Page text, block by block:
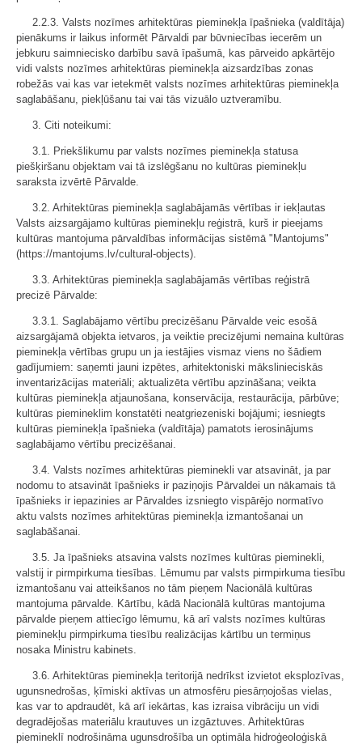
2.2.3. Valsts nozīmes arhitektūras pieminekļa īpašnieka (valdītāja)
pienākums ir laikus informēt Pārvaldi par būvniecības iecerēm un
jebkuru saimniecisko darbību savā īpašumā, kas pārveido apkārtējo
vidi valsts nozīmes arhitektūras pieminekļa aizsardzības zonas
robežās vai kas var ietekmēt valsts nozīmes arhitektūras pieminekļa
saglabāšanu, piekļūšanu tai vai tās vizuālo uztveramību.
3. Citi noteikumi:
3.1. Priekšlikumu par valsts nozīmes pieminekļa statusa
piešķiršanu objektam vai tā izslēgšanu no kultūras pieminekļu
saraksta izvērtē Pārvalde.
3.2. Arhitektūras pieminekļa saglabājamās vērtības ir iekļautas
Valsts aizsargājamo kultūras pieminekļu reģistrā, kurš ir pieejams
kultūras mantojuma pārvaldības informācijas sistēmā "Mantojums"
(https://mantojums.lv/cultural-objects).
3.3. Arhitektūras pieminekļa saglabājamās vērtības reģistrā
precizē Pārvalde:
3.3.1. Saglabājamo vērtību precizēšanu Pārvalde veic esošā
aizsargājamā objekta ietvaros, ja veiktie precizējumi nemaina kultūras
pieminekļa vērtības grupu un ja iestājies vismaz viens no šādiem
gadījumiem: saņemti jauni izpētes, arhitektoniski mākslinieciskās
inventarizācijas materiāli; aktualizēta vērtību apzināšana; veikta
kultūras pieminekļa atjaunošana, konservācija, restaurācija, pārbūve;
kultūras piemineklim konstatēti neatgriezeniski bojājumi; iesniegts
kultūras pieminekļa īpašnieka (valdītāja) pamatots ierosinājums
saglabājamo vērtību precizēšanai.
3.4. Valsts nozīmes arhitektūras pieminekli var atsavināt, ja par
nodomu to atsavināt īpašnieks ir paziņojis Pārvaldei un nākamais tā
īpašnieks ir iepazinies ar Pārvaldes izsniegto vispārējo normatīvo
aktu valsts nozīmes arhitektūras pieminekļa izmantošanai un
saglabāšanai.
3.5. Ja īpašnieks atsavina valsts nozīmes kultūras pieminekli,
valstij ir pirmpirkuma tiesības. Lēmumu par valsts pirmpirkuma tiesību
izmantošanu vai atteikšanos no tām pieņem Nacionālā kultūras
mantojuma pārvalde. Kārtību, kādā Nacionālā kultūras mantojuma
pārvalde pieņem attiecīgo lēmumu, kā arī valsts nozīmes kultūras
pieminekļu pirmpirkuma tiesību realizācijas kārtību un termiņus
nosaka Ministru kabinets.
3.6. Arhitektūras pieminekļa teritorijā nedrīkst izvietot eksplozīvas,
ugunsnedrošas, ķīmiski aktīvas un atmosfēru piesārņojošas vielas,
kas var to apdraudēt, kā arī iekārtas, kas izraisa vibrāciju un vidi
degradējošas materiālu krautuves un izgāztuves. Arhitektūras
piemineklī nodrošināma ugunsdrošība un optimāla hidroģeoloģiskā